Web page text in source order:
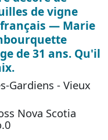
de vigne
— Marie
de 31 ans. Qu'il
Gardiens - Vieux
Nova Scotia